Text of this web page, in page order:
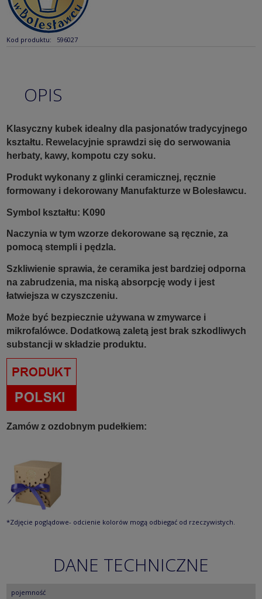
Kod produktu: 596027
OPIS
Klasyczny kubek idealny dla pasjonatów tradycyjnego
kształtu. Rewelacyjnie sprawdzi się do serwowania
herbaty, kawy, kompotu czy soku.
Produkt wykonany z glinki ceramicznej, ręcznie
formowany i dekorowany Manufakturze w Bolesławcu.
Symbol kształtu: K090
Naczynia w tym wzorze dekorowane są ręcznie, za
pomocą stempli i pędzla.
Szkliwienie sprawia, że ceramika jest bardziej odporna
na zabrudzenia, ma niską absorpcję wody i jest
łatwiejsza w czyszczeniu.
Może być bezpiecznie używana w zmywarce i
mikrofalówce. Dodatkową zaletą jest brak szkodliwych
substancji w składzie produktu.
Zamów z ozdobnym pudełkiem:
*Zdjęcie poglądowe- odcienie kolorów mogą odbiegać od rzeczywistych.
DANE TECHNICZNE
pojemność